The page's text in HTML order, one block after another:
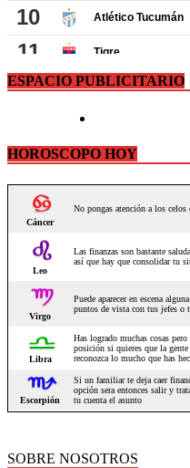
ESPACIO PUBLICITARIO
HOROSCOPO HOY
SOBRE NOSOTROS